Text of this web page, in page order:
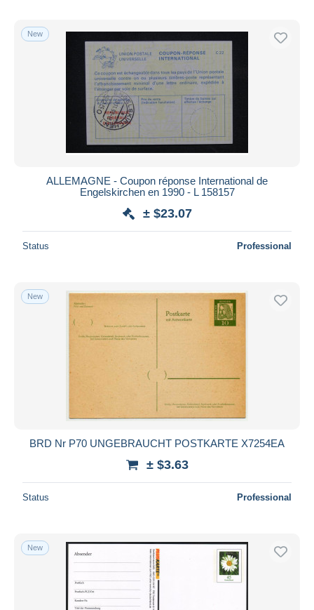
New
ALLEMAGNE - Coupon réponse International de
Engelskirchen en 1990 - L 158157
± $23.07
Status Professional
New
BRD Nr P70 UNGEBRAUCHT POSTKARTE X7254EA
± $3.63
Status Professional
New